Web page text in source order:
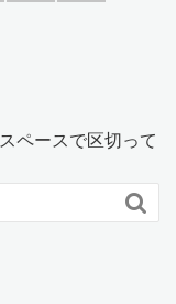
ペースで区切って
